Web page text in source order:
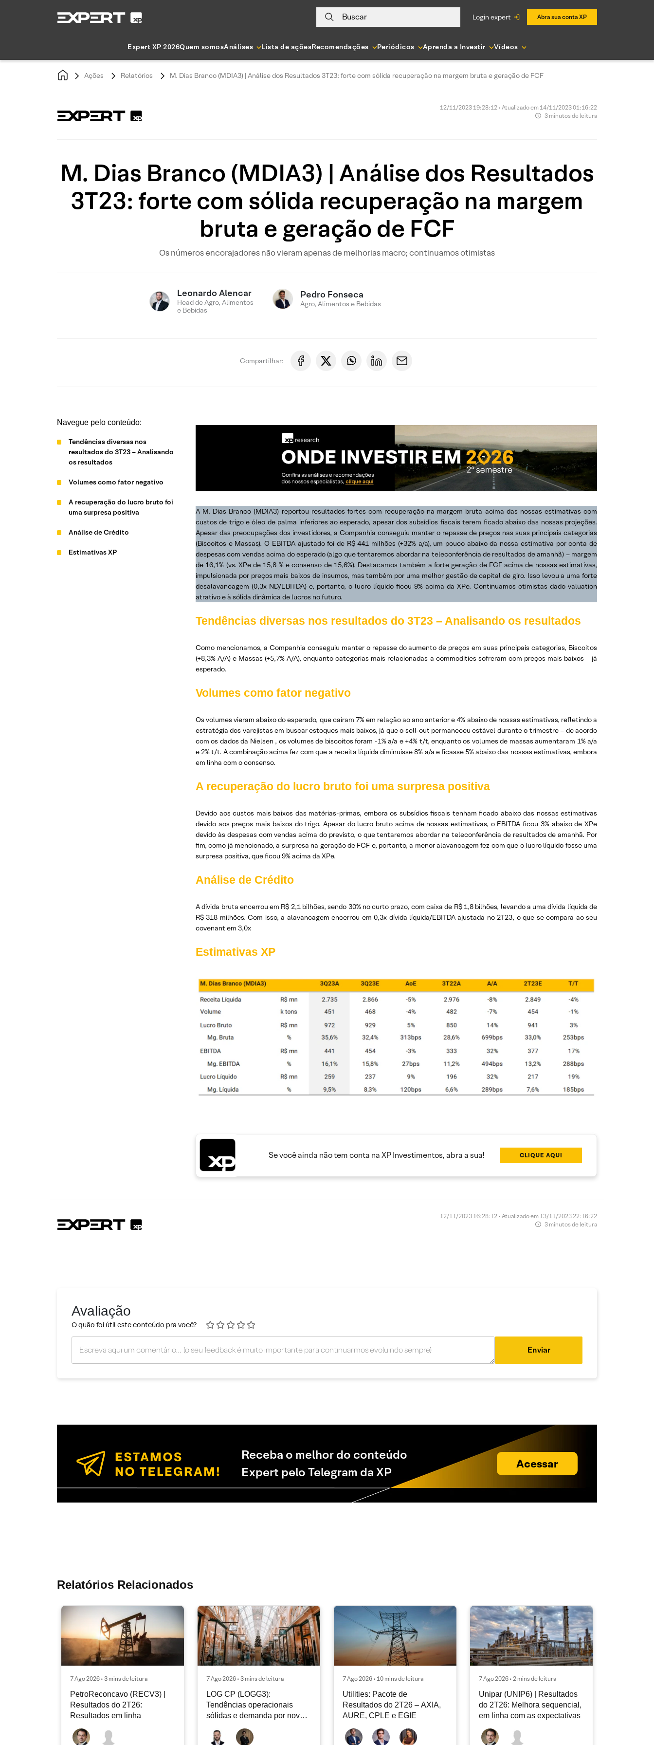
Buscar login expert Abra sua conta XP
Expert XP 2026Quem somosAnálises Lista de açõesRecomendações Periódicos Aprenda a Investir Vídeos
Ações Relatórios M. Dias Branco (MDIA3) | Análise dos Resultados 3T23: forte com sólida recuperação na margem bruta e geração de FCF
12/11/2023 19:28:12 • Atualizado em 14/11/2023 01:16:22
3 minutos de leitura
M. Dias Branco (MDIA3) | Análise dos Resultados
3T23: forte com sólida recuperação na margem
bruta e geração de FCF
Os números encorajadores não vieram apenas de melhorias macro; continuamos otimistas
Leonardo Alencar
Head de Agro, Alimentos
e Bebidas
Pedro Fonseca
Agro, Alimentos e Bebidas
Compartilhar:
Navegue pelo conteúdo:
Tendências diversas nos
resultados do 3T23 – Analisando
os resultados
Volumes como fator negativo
A recuperação do lucro bruto foi
uma surpresa positiva
Análise de Crédito
Estimativas XP
A M. Dias Branco (MDIA3) reportou resultados fortes com recuperação na margem bruta acima das nossas estimativas com
custos de trigo e óleo de palma inferiores ao esperado, apesar dos subsídios fiscais terem ficado abaixo das nossas projeções.
Apesar das preocupações dos investidores, a Companhia conseguiu manter o repasse de preços nas suas principais categorias
(Biscoitos e Massas). O EBITDA ajustado foi de R$ 441 milhões (+32% a/a), um pouco abaixo da nossa estimativa por conta de
despesas com vendas acima do esperado (algo que tentaremos abordar na teleconferência de resultados de amanhã) – margem
de 16,1% (vs. XPe de 15,8 % e consenso de 15,6%). Destacamos também a forte geração de FCF acima de nossas estimativas,
impulsionada por preços mais baixos de insumos, mas também por uma melhor gestão de capital de giro. Isso levou a uma forte
desalavancagem (0,3x ND/EBITDA) e, portanto, o lucro líquido ficou 9% acima da XPe. Continuamos otimistas dado valuation
atrativo e à sólida dinâmica de lucros no futuro.
Tendências diversas nos resultados do 3T23 – Analisando os resultados
Como mencionamos, a Companhia conseguiu manter o repasse do aumento de preços em suas principais categorias, Biscoitos
(+8,3% A/A) e Massas (+5,7% A/A), enquanto categorias mais relacionadas a commodities sofreram com preços mais baixos – já
esperado.
Volumes como fator negativo
Os volumes vieram abaixo do esperado, que caíram 7% em relação ao ano anterior e 4% abaixo de nossas estimativas, refletindo a
estratégia dos varejistas em buscar estoques mais baixos, já que o sell-out permaneceu estável durante o trimestre – de acordo
com os dados da Nielsen , os volumes de biscoitos foram -1% a/a e +4% t/t, enquanto os volumes de massas aumentaram 1% a/a
e 2% t/t. A combinação acima fez com que a receita líquida diminuísse 8% a/a e ficasse 5% abaixo das nossas estimativas, embora
em linha com o consenso.
A recuperação do lucro bruto foi uma surpresa positiva
Devido aos custos mais baixos das matérias-primas, embora os subsídios fiscais tenham ficado abaixo das nossas estimativas
devido aos preços mais baixos do trigo. Apesar do lucro bruto acima de nossas estimativas, o EBITDA ficou 3% abaixo de XPe
devido às despesas com vendas acima do previsto, o que tentaremos abordar na teleconferência de resultados de amanhã. Por
fim, como já mencionado, a surpresa na geração de FCF e, portanto, a menor alavancagem fez com que o lucro líquido fosse uma
surpresa positiva, que ficou 9% acima da XPe.
Análise de Crédito
A dívida bruta encerrou em R$ 2,1 bilhões, sendo 30% no curto prazo, com caixa de R$ 1,8 bilhões, levando a uma dívida líquida de
R$ 318 milhões. Com isso, a alavancagem encerrou em 0,3x dívida líquida/EBITDA ajustada no 2T23, o que se compara ao seu
covenant em 3,0x
Estimativas XP
Se você ainda não tem conta na XP Investimentos, abra a sua! CLIQUE AQUI
12/11/2023 16:28:12 • Atualizado em 13/11/2023 22:16:22
3 minutos de leitura
Avaliação
O quão foi útil este conteúdo pra você?
Enviar
Receba o melhor do conteúdo
Expert pelo Telegram da XP
Acessar
Relatórios Relacionados
7 Ago 2026 • 3 mins de leitura
PetroReconcavo (RECV3) |
Resultados do 2T26:
Resultados em linha
7 Ago 2026 • 3 mins de leitura
LOG CP (LOGG3):
Tendências operacionais
sólidas e demanda por nova
7 Ago 2026 • 10 mins de leitura
Utilities: Pacote de
Resultados do 2T26 – AXIA,
AURE, CPLE e EGIE
7 Ago 2026 • 2 mins de leitura
Unipar (UNIP6) | Resultados
do 2T26: Melhora sequencial,
em linha com as expectativas